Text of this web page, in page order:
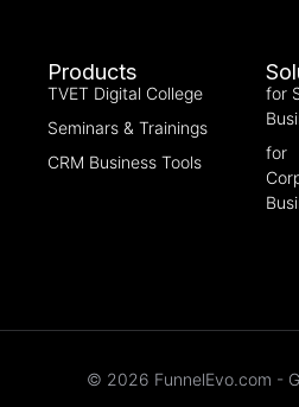
Products
TVET Digital College
Seminars & Trainings
CRM Business Tools
for
for
© 2026 FunnelEvo.com -